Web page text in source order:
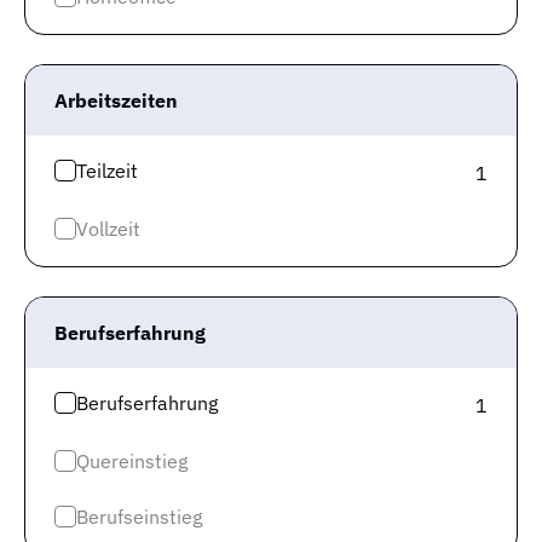
Arbeitszeiten
Teilzeit 1
Vollzeit
Berufserfahrung
Berufserfahrung 1
Quereinstieg
Berufseinstieg
Arbeitsmarkt ist als „Arbeitnehmermarkt“ zu
Chancen für die schnelle Einstellung.
In den letzten 6 Monaten hat sich das Verhältnis von
offenen Stellen und Arbeitslosen um 4,22% verändert.